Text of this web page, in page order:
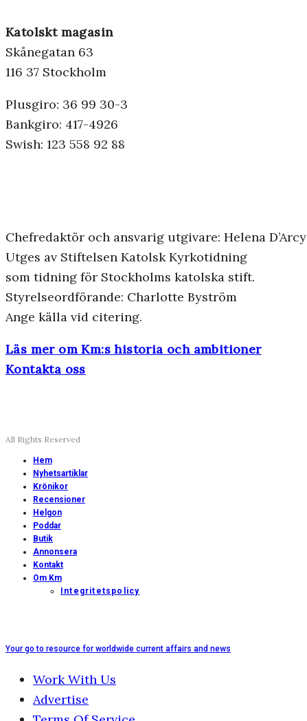
Katolskt magasin
Skånegatan 63
116 37 Stockholm
Plusgiro: 36 99 30-3
Bankgiro: 417-4926
Swish: 123 558 92 88
Chefredaktör och ansvarig utgivare: Helena D’Arcy
Utges av Stiftelsen Katolsk Kyrkotidning
som tidning för Stockholms katolska stift.
Styrelseordförande: Charlotte Byström
Ange källa vid citering.
Läs mer om Km:s historia och ambitioner
Kontakta oss
All Rights Reserved
Hem
Nyhetsartiklar
Krönikor
Recensioner
Helgon
Poddar
Butik
Annonsera
Kontakt
Om Km
Integritetspolicy
Your go to resource for worldwide current affairs and news
Work With Us
Advertise